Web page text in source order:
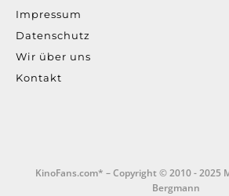
Impressum
Datenschutz
Wir über uns
Kontakt
KinoFans.com* – Copyright © 2010 - 2025
Bergmann